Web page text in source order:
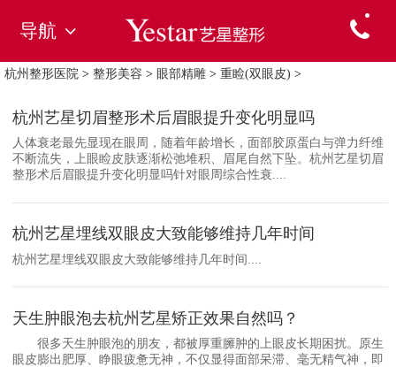
导航
杭州整形医院 > 整形美容 > 眼部精雕 > 重睑(双眼皮) >
杭州艺星切眉整形术后眉眼提升变化明显吗
人体衰老最先显现在眼周，随着年龄增长，面部胶原蛋白与弹力纤维
不断流失，上眼睑皮肤逐渐松弛堆积、眉尾自然下坠。杭州艺星切眉
整形术后眉眼提升变化明显吗针对眼周综合性衰....
杭州艺星埋线双眼皮大致能够维持几年时间
杭州艺星埋线双眼皮大致能够维持几年时间....
天生肿眼泡去杭州艺星矫正效果自然吗？
很多天生肿眼泡的朋友，都被厚重臃肿的上眼皮长期困扰。原生
眼皮膨出肥厚、睁眼疲惫无神，不仅显得面部呆滞、毫无精气神，即